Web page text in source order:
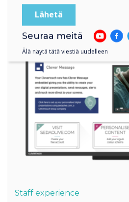
Staff experience
Seuraa meitä
Älä näytä tätä viestiä uudelleen